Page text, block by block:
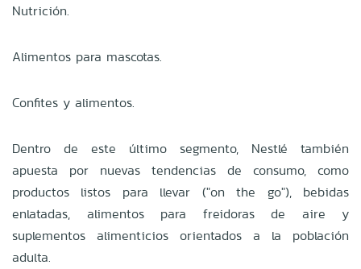
Nutrición.
Alimentos para mascotas.
Confites y alimentos.
Dentro de este último segmento, Nestlé también
apuesta por nuevas tendencias de consumo, como
productos listos para llevar ("on the go"), bebidas
enlatadas, alimentos para freidoras de aire y
suplementos alimenticios orientados a la población
adulta.